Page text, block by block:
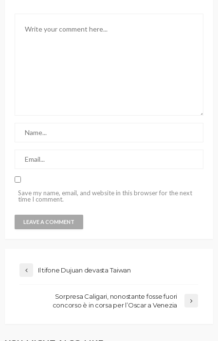
Save my name, email, and website in this browser for the next
time I comment.
Il tifone Dujuan devasta Taiwan
Sorpresa Caligari, nonostante fosse fuori
concorso è in corsa per l’Oscar a Venezia